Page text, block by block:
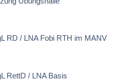
RD / LNA Fobi RTH im MANV
RettD / LNA Basis